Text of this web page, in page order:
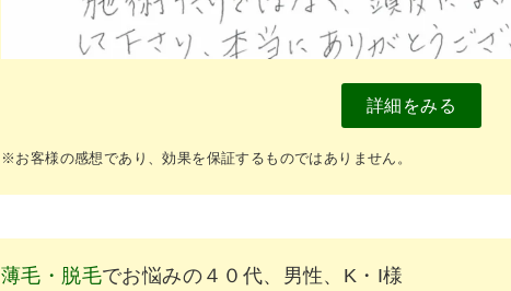
詳細をみる
※お客様の感想であり、効果を保証するものではありません。
薄毛・脱毛でお悩みの４０代、男性、K・I様